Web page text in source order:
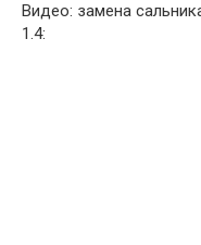
Видео: замена
1.4: